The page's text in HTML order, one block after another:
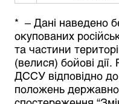
* – Дані наведено
окупованих
та частини
(велися) бойові дії.
ДССУ відповідно
положень